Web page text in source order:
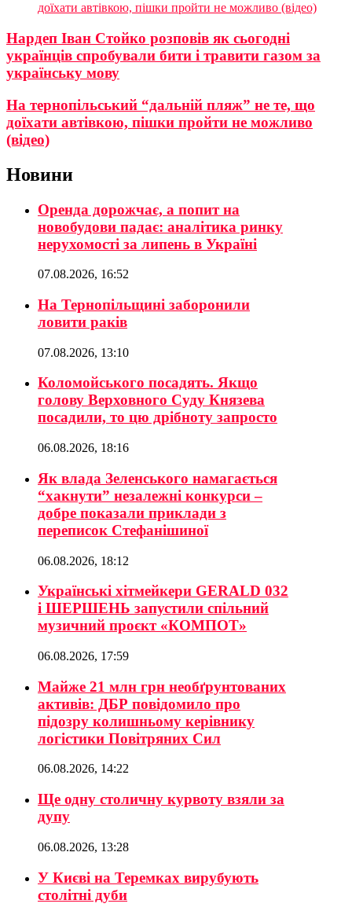
доїхати автівкою, пішки пройти не можливо (відео)
Нардеп Іван Стойко розповів як сьогодні
українців спробували бити і травити газом за
українську мову
На тернопільський “дальній пляж” не те, що
доїхати автівкою, пішки пройти не можливо
(відео)
Новини
Оренда дорожчає, а попит на
новобудови падає: аналітика ринку
нерухомості за липень в Україні
07.08.2026, 16:52
На Тернопільщині заборонили
ловити раків
07.08.2026, 13:10
Коломойського посадять. Якщо
голову Верховного Суду Князева
посадили, то цю дрібноту запросто
06.08.2026, 18:16
Як влада Зеленського намагається
“хакнути” незалежні конкурси –
добре показали приклади з
переписок Стефанішиної
06.08.2026, 18:12
Українські хітмейкери GERALD 032
і ШЕРШЕНЬ запустили спільний
музичний проєкт «КОМПОТ»
06.08.2026, 17:59
Майже 21 млн грн необґрунтованих
активів: ДБР повідомило про
підозру колишньому керівнику
логістики Повітряних Сил
06.08.2026, 14:22
Ще одну столичну курвоту взяли за
дупу
06.08.2026, 13:28
У Києві на Теремках вирубують
столітні дуби